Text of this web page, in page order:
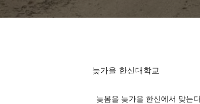
늦가을 한신대학교
늦봄을 늦가을 한신에서 맞는